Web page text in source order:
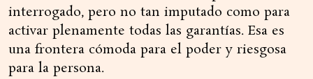
interrogado, pero no tan imputado como para
activar plenamente todas las garantías. Esa es
una frontera cómoda para el poder y riesgosa
para la persona.